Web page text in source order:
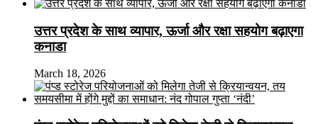
उत्तर प्रदेश के साथ व्यापार, ऊर्जा और रक्षा सहयोग बढ़ाएगा
कनाडा
March 18, 2026